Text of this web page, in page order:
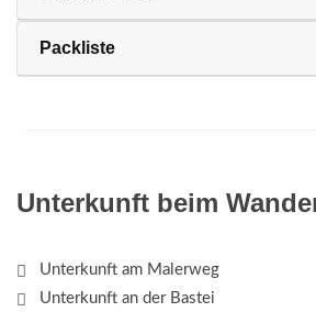
Packliste
Unterkunft beim
Unterkunft am Malerweg
Unterkunft an der Bastei